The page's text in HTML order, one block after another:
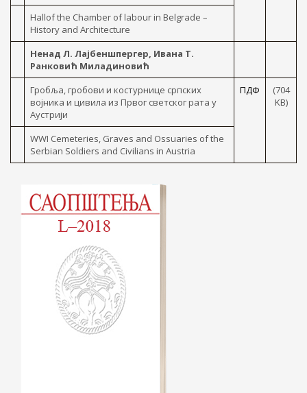
Hallof the Chamber of labour in Belgrade –
History and Architecture
Ненад Л. Лајбеншпергер, Ивана Т.
Ранковић Миладиновић
Гробља, гробови и костурнице српских
војника и цивила из Првог светског рата у
Аустрији
ПДФ
(704
KB)
WWI Cemeteries, Graves and Ossuaries of the
Serbian Soldiers and Civilians in Austria